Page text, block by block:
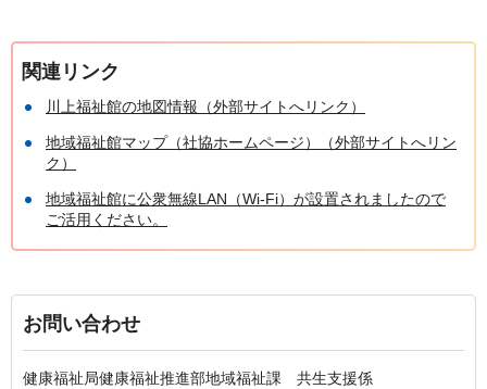
関連リンク
川上福祉館の地図情報（外部サイトへリンク）
地域福祉館マップ（社協ホームページ）（外部サイトへリン
ク）
地域福祉館に公衆無線LAN（Wi-Fi）が設置されましたので
ご活用ください。
お問い合わせ
健康福祉局健康福祉推進部地域福祉課 共生支援係